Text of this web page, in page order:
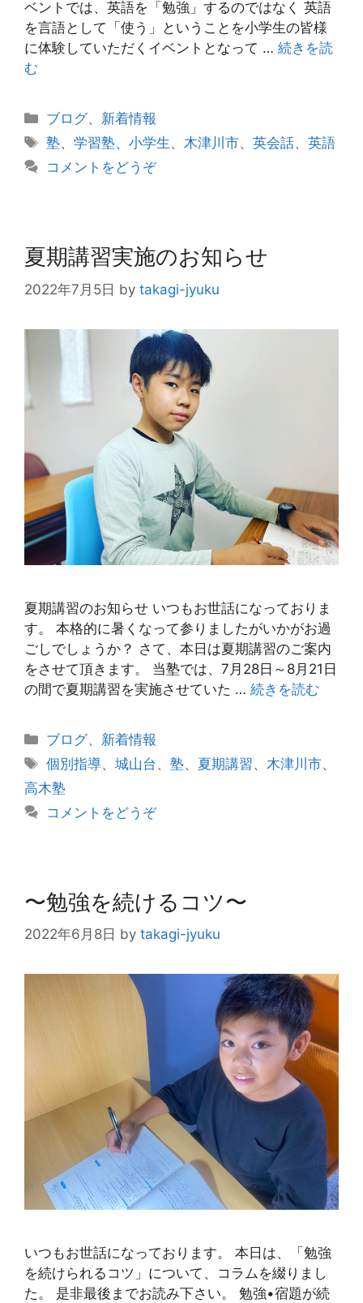
ベントでは、英語を「勉強」するのではなく 英語
を言語として「使う」ということを小学生の皆様
に体験していただくイベントとなって … 続きを読
む
カ
テ
リ
ブログ、 新着情報
タ
グ
塾、学習塾、小学生 、木津川市、英会話、英語
コメントをどうぞ
夏期講習実施のお知らせ
2022年7月5日 by takagi-jyuku
夏期講習のお知らせ いつもお世話になっておりま
す。 本格的に暑くなって参りましたがいかがお過
ごしでしょうか？ さて、本日は夏期講習のご案内
をさせて頂きます。 当塾では、7月28日～8月21日
の間で夏期講習を実施させていた … 続きを読む
カ
テ
ゴ
リ
ー
ブログ、 新着情報
タ
グ
個別指導、城山台 、塾、 夏期講習、 木津川市、
高木塾
コメントをどうぞ
〜勉強を続けるコツ〜
2022年6月8日 by takagi-jyuku
いつもお世話になっております。 本日は、「勉強
を続けられるコツ」について、コラムを綴りまし
た。 是非最後までお読み下さい。 勉強•宿題が続